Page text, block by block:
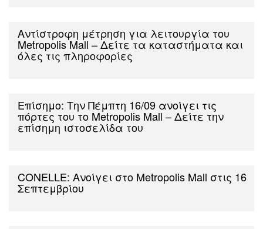
Αντίστροφη μέτρηση για λειτουργία του
Μetropolis Mall – Δείτε τα καταστήματα και
όλες τις πληροφορίες
Επίσημο: Την Πέμπτη 16/09 ανοίγει τις
πόρτες του το Metropolis Mall – Δείτε την
επίσημη ιστοσελίδα του
CONELLE: Ανοίγει στο Metropolis Mall στις 16
Σεπτεμβρίου